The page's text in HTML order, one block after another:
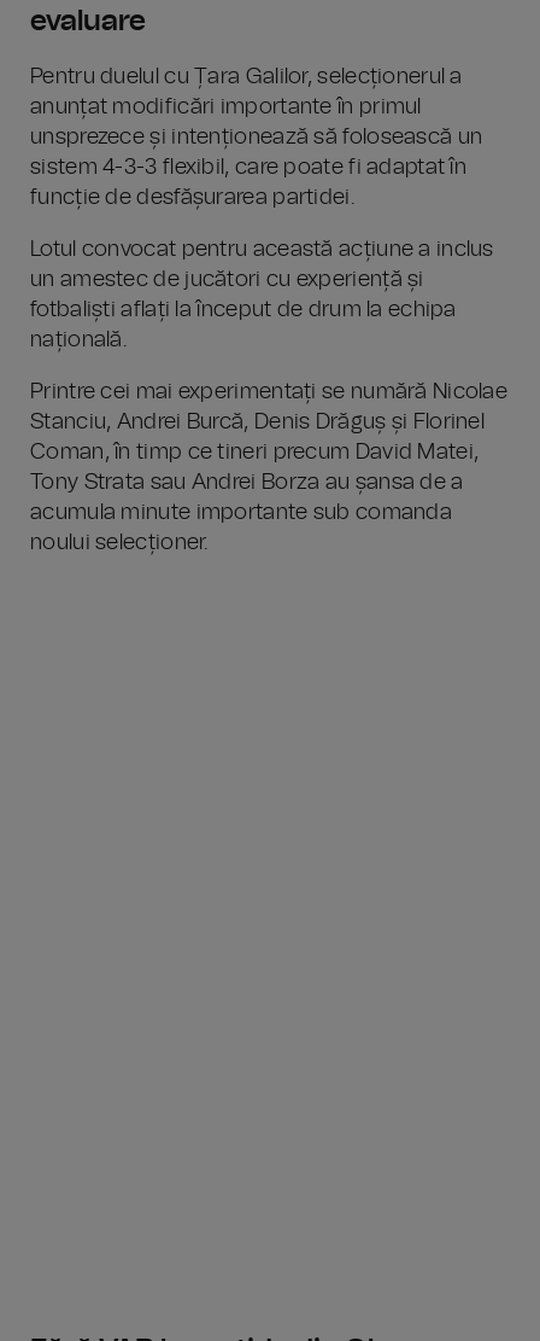
evaluare
Pentru duelul cu Țara Galilor, selecționerul a
anunțat modificări importante în primul
unsprezece și intenționează să folosească un
sistem 4-3-3 flexibil, care poate fi adaptat în
funcție de desfășurarea partidei.
Lotul convocat pentru această acțiune a inclus
un amestec de jucători cu experiență și
fotbaliști aflați la început de drum la echipa
națională.
Printre cei mai experimentați se numără Nicolae
Stanciu, Andrei Burcă, Denis Drăguș și Florinel
Coman, în timp ce tineri precum David Matei,
Tony Strata sau Andrei Borza au șansa de a
acumula minute importante sub comanda
noului selecționer.